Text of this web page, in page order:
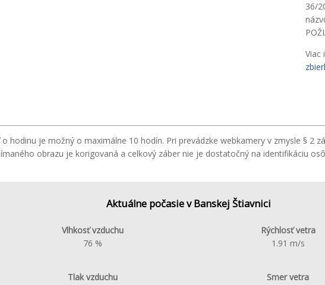
36/
Viac
hodinu je možný o maximálne 10 hodín. Pri prevádzke webkamery v zmysle § 2
obrazu je korigovaná a celkový záber nie je dostatočný na identifikáciu
Aktuálne počasie v Banskej Štiavnici
Vlhkosť vzduchu
76 %
Tlak vzduchu
Rýchlosť vetra
1.91 m/s
Smer vetra